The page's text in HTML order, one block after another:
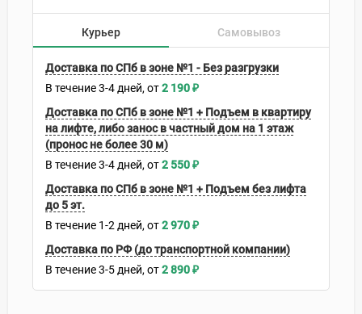
Курьер Самовывоз
Доставка по СПб в зоне №1 - Без разгрузки
В течение3-4 дней 2 190₽
Доставка по СПб в зоне №1 + Подъем в квартиру
на лифте, либо занос в частный дом на 1 этаж
(пронос не более 30 м)
В течение3-4 дней 2 550₽
Доставка по СПб в зоне №1 + Подъем без лифта
до 5 эт.
В течение 1-2 дней 2 970₽
Доставка по РФ (до транспортной компании)
В течение3-5 дней 2 890₽